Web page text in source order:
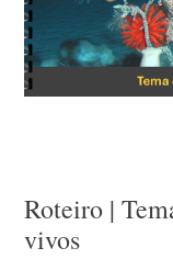
Roteiro |
vivos